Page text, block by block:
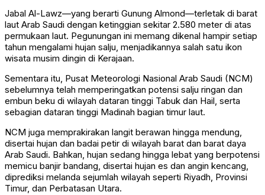
Jabal Al-Lawz—yang berarti Gunung Almond—terletak di barat
laut Arab Saudi dengan ketinggian sekitar 2.580 meter di atas
permukaan laut. Pegunungan ini memang dikenal hampir setiap
tahun mengalami hujan salju, menjadikannya salah satu ikon
wisata musim dingin di Kerajaan.
Sementara itu, Pusat Meteorologi Nasional Arab Saudi (NCM)
sebelumnya telah memperingatkan potensi salju ringan dan
embun beku di wilayah dataran tinggi Tabuk dan Hail, serta
sebagian dataran tinggi Madinah bagian timur laut.
NCM juga memprakirakan langit berawan hingga mendung,
disertai hujan dan badai petir di wilayah barat dan barat daya
Arab Saudi. Bahkan, hujan sedang hingga lebat yang berpotensi
memicu banjir bandang, disertai hujan es dan angin kencang,
diprediksi melanda sejumlah wilayah seperti Riyadh, Provinsi
Timur, dan Perbatasan Utara.